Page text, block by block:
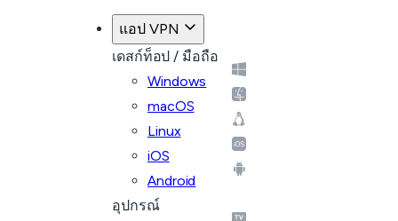
แอป VPN
เดสก์ท็อป / มือถือ
Windows
macOS
Linux
iOS
Android
อุปกรณ์